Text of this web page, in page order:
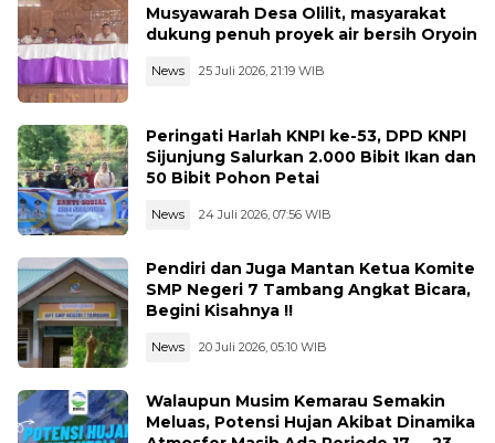
Musyawarah Desa Olilit, masyarakat
dukung penuh proyek air bersih Oryoin
News 25 Juli 2026, 21:19 WIB
Peringati Harlah KNPI ke-53, DPD KNPI
Sijunjung Salurkan 2.000 Bibit Ikan dan
50 Bibit Pohon Petai
News 24 Juli 2026, 07:56 WIB
Pendiri dan Juga Mantan Ketua Komite
SMP Negeri 7 Tambang Angkat Bicara,
Begini Kisahnya !!
News 20 Juli 2026, 05:10 WIB
Walaupun Musim Kemarau Semakin
Meluas, Potensi Hujan Akibat Dinamika